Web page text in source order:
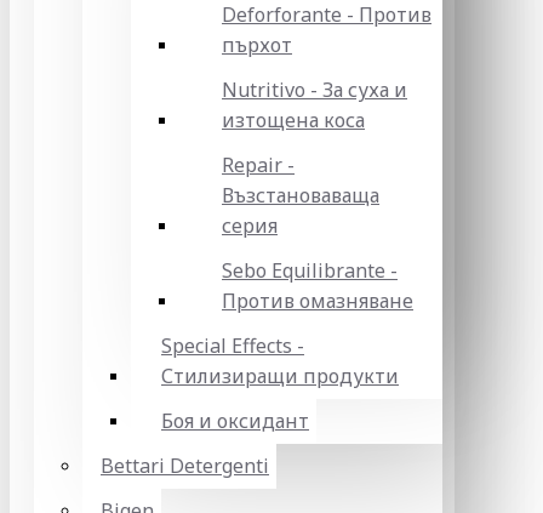
Deforforante - Против
пърхот
Nutritivo - За суха и
изтощена коса
Repair -
Възстановаваща
серия
Sebo Equilibrante -
Против омазняване
Special Effects -
Стилизиращи продукти
Боя и оксидант
Bettari Detergenti